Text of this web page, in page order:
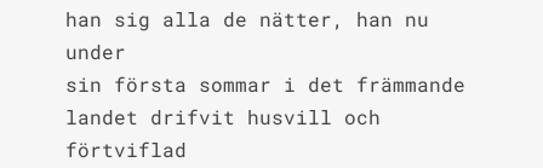
han sig alla de nätter, han nu
under
sin första sommar i det främmande
landet drifvit husvill och
förtviflad